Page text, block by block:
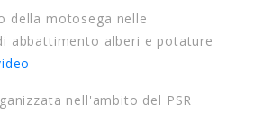
della motosega nelle
abbattimento alberi e potature
nell'ambito del PSR